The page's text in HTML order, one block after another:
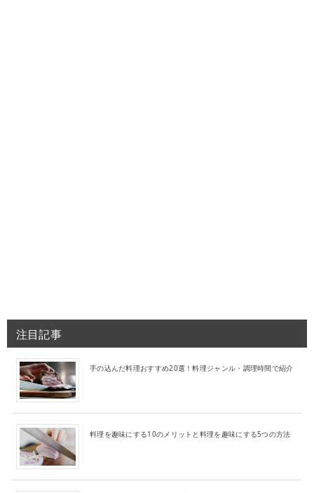
注目記事
手の込んだ料理おすすめ20選！料理ジャンル・調理時間で紹介
料理を趣味にする10のメリットと料理を趣味にする5つの方法